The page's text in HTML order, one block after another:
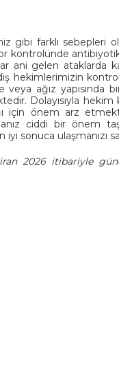
gibi farklı
kontrolünde
ani gelen ataklarda
hekimlerimizin
veya ağız
Dolayısıyla
için önem arz
ciddi bir önem
sonuca ulaşmanızı
2026 itibariyle